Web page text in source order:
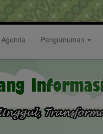
Agenda Pengumuman